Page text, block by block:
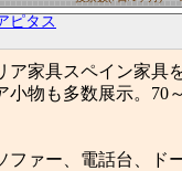
ピタス
家具スペイン家具
物も多数展示。70
ァー、電話台、ド